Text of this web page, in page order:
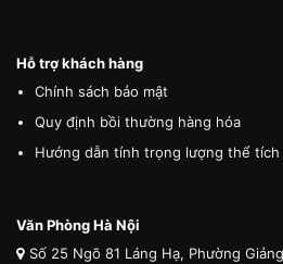
Hỗ trợ khách hàng
Chính sách bảo mật
Quy định bồi thường hàng hóa
Hướng dẫn tính trọng lượng thể tích
Văn Phòng Hà Nội
Số 25 Ngõ 81 Láng Hạ, Phường